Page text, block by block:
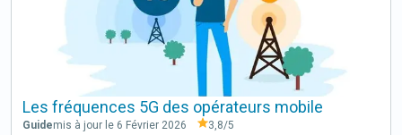
Les fréquences 5G des opérateurs mobile
Guidemis à jour le 6 Février 2026 3,8/5